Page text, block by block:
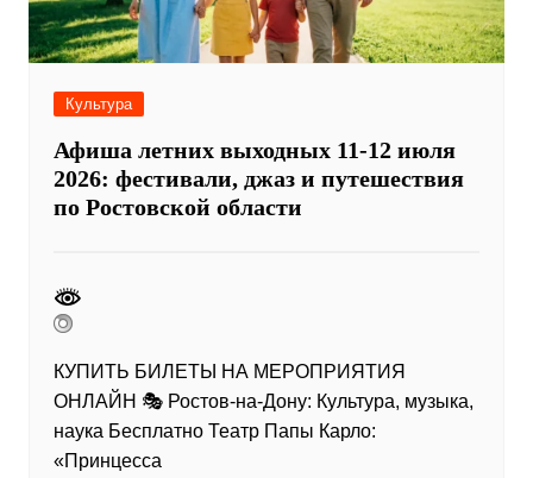
Культура
Афиша летних выходных 11-12 июля
2026: фестивали, джаз и путешествия
по Ростовской области
КУПИТЬ БИЛЕТЫ НА МЕРОПРИЯТИЯ
ОНЛАЙН 🎭 Ростов-на-Дону: Культура, музыка,
наука Бесплатно Театр Папы Карло:
«Принцесса